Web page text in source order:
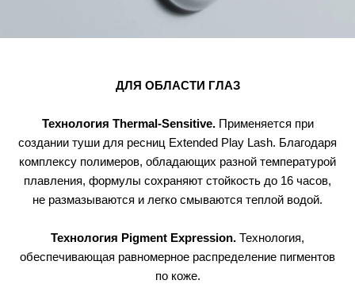
ДЛЯ ОБЛАСТИ ГЛАЗ
Технология Thermal-Sensitive.Применяется при
создании туши для ресниц Extended Play Lash. Благодаря
комплексу полимеров, обладающих разной температурой
плавления, формулы сохраняют стойкость до 16 часов,
не размазываются и легко смываются теплой водой.
Технология Pigment Expression. Технология,
обеспечивающая равномерное распределение пигментов
по коже.